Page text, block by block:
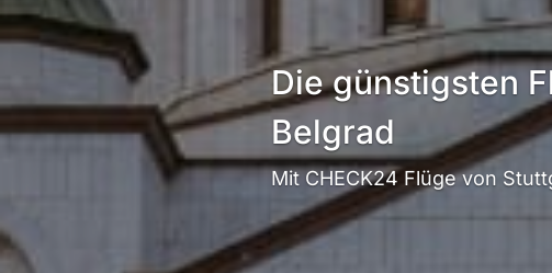
Die günstigsten
Belgrad
Mit CHECK24 Flüge von